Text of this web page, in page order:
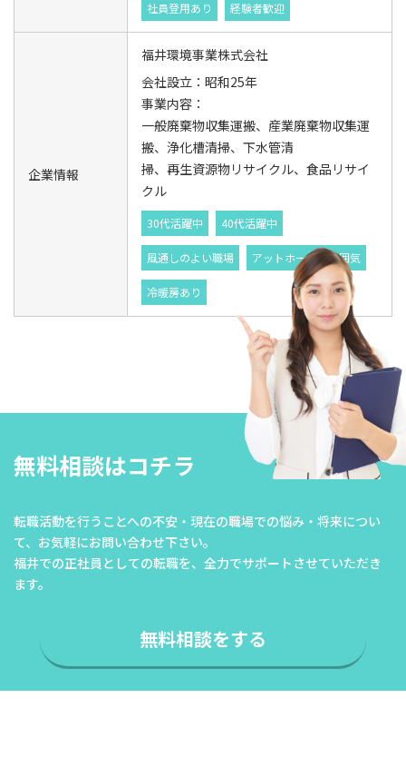
社員登用あり 経験者歓迎
企業情報
福井環境事業株式会社
会社設立：昭和25年
事業内容：
一般廃棄物収集運搬、産業廃棄物収集運
搬、浄化槽清掃、下水管清
掃、再生資源物リサイクル、食品リサイ
クル
30代活躍中 40代活躍中
風通しのよい職場 アットホームな雰囲気
冷暖房あり
無料相談はコチラ
転職活動を行うことへの不安・現在の職場での悩み・将来につい
て、 お気軽にお問い合わせ下さい。
福井での正社員としての転職を、全力でサポートさせていただき
ます。
無料相談をする